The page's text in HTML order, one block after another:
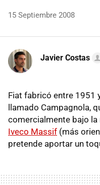
15 Septiembre 2008
Javier Costas
Fiat fabricó entre 1951
llamado Campagnola,
comercialmente bajo la
Iveco Massif (más
pretende aportar un